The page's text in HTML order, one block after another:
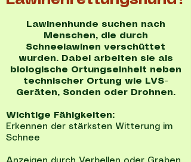
Lawinenhunde suchen nach
Menschen, die durch
Schneelawinen verschüttet
wurden. Dabei arbeiten sie als
biologische Ortungseinheit neben
technischer Ortung wie LVS-
Geräten, Sonden oder Drohnen.
Wichtige Fähigkeiten:
Erkennen der stärksten Witterung im
Schnee